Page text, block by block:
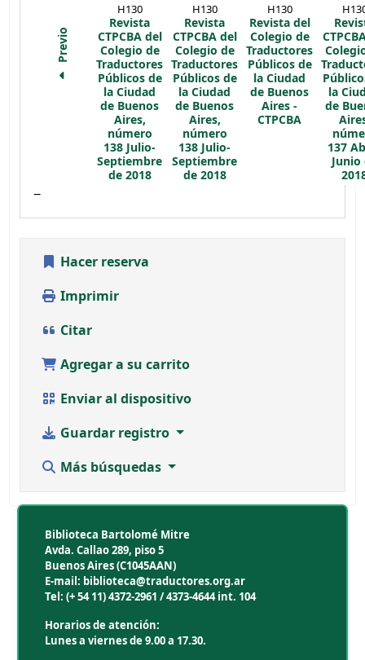
Previo
H130
Revista
CTPCBA del
Colegio de
Traductores
Públicos de
la Ciudad
de Buenos
Aires,
número
138 Julio-
Septiembre
de 2018
H130
Revista
CTPCBA del
Colegio de
Traductores
Públicos de
la Ciudad
de Buenos
Aires,
número
138 Julio-
Septiembre
de 2018
H130
Revista del
Colegio de
Traductores
Públicos de
la Ciudad
de Buenos
Aires -
CTPCBA
la
de
137
Junio
Hacer reserva
Imprimir
Citar
Agregar a su carrito
Enviar al dispositivo
Guardar registro
Más búsquedas
Biblioteca Bartolomé Mitre
Avda. Callao 289, piso 5
Buenos Aires (C1045AAN)
E-mail: biblioteca@traductores.org.ar
Tel: (+ 54 11) 4372-2961 / 4373-4644 int. 104
Horarios de atención:
Lunes a viernes de 9.00 a 17.30.